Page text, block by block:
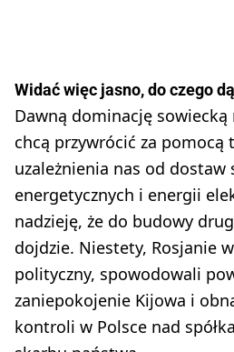
Widać więc jasno, do czego
Dawną dominację sowiecką
chcą przywrócić za pomocą
uzależnienia nas od dostaw
energetycznych i energii
nadzieję, że do budowy
dojdzie. Niestety, Rosjanie
polityczny, spowodowali
zaniepokojenie Kijowa i
kontroli w Polsce nad